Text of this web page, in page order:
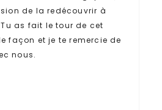
de la redécouvrir à
as fait le tour de cet
façon et je te remercie de
nous.